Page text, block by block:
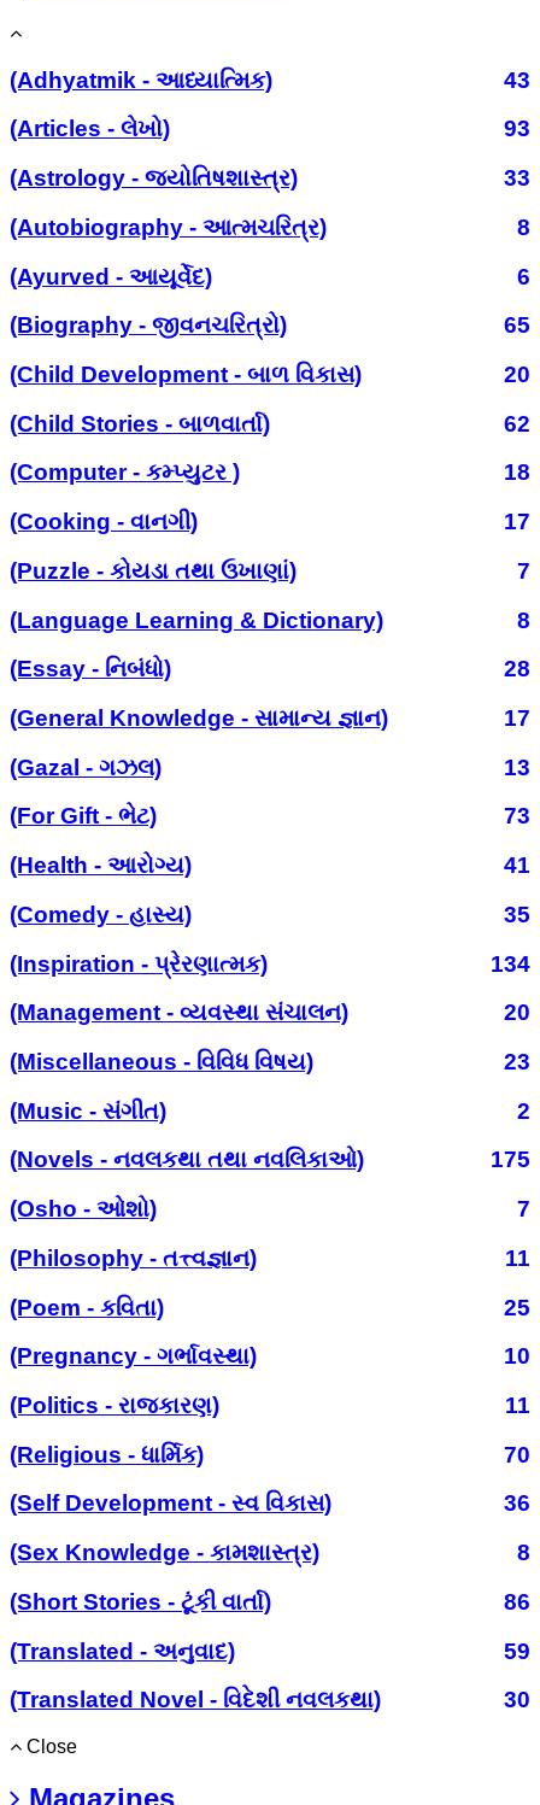
(Adhyatmik - આધ્યાત્મિક)
43
(Articles - લેખો)
93
(Astrology - જ્યોતિષશાસ્ત્ર)
33
(Autobiography - આત્મચરિત્ર)
8
(Ayurved - આયૂર્વેદ)
6
(Biography - જીવનચરિત્રો)
65
(Child Development - બાળ વિકાસ)
20
(Child Stories - બાળવાર્તા)
62
(Computer - કમ્પ્યુટર )
18
(Cooking - વાનગી)
17
(Puzzle - કોયડા તથા ઉખાણાં)
7
(Language Learning & Dictionary)
8
(Essay - નિબંધો)
28
(General Knowledge - સામાન્ય જ્ઞાન)
17
(Gazal - ગઝલ)
13
(For Gift - ભેટ)
73
(Health - આરોગ્ય)
41
(Comedy - હાસ્ય)
35
(Inspiration - પ્રેરણાત્મક)
134
(Management - વ્યવસ્થા સંચાલન)
20
(Miscellaneous - વિવિધ વિષય)
23
(Music - સંગીત)
2
(Novels - નવલકથા તથા નવલિકાઓ)
175
(Osho - ઓશો)
7
(Philosophy - તત્ત્વજ્ઞાન)
11
(Poem - કવિતા)
25
(Pregnancy - ગર્ભાવસ્થા)
10
(Politics - રાજકારણ)
11
(Religious - ધાર્મિક)
70
(Self Development - સ્વ વિકાસ)
36
(Sex Knowledge - કામશાસ્ત્ર)
8
(Short Stories - ટૂંકી વાર્તા)
86
(Translated - અનુવાદ)
59
(Translated Novel - વિદેશી નવલકથા)
30
Close
Magazines